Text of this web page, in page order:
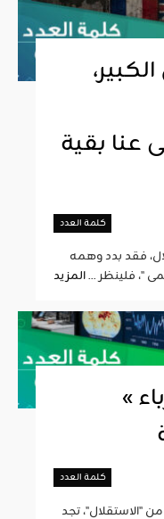
عنا بقية
كلمة العدد
"، فلينظر ...
« حين يفضح الكهرباء
كلمة العدد